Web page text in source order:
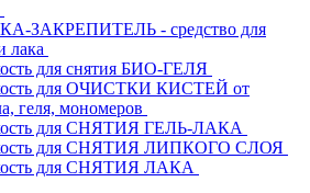
ЗАКРЕПИТЕЛЬ - средство для
лака
для снятия БИО-ГЕЛЯ
для ОЧИСТКИ КИСТЕЙ от
геля, мономеров
для СНЯТИЯ ГЕЛЬ-ЛАКА
для СНЯТИЯ ЛИПКОГО СЛОЯ
для СНЯТИЯ ЛАКА